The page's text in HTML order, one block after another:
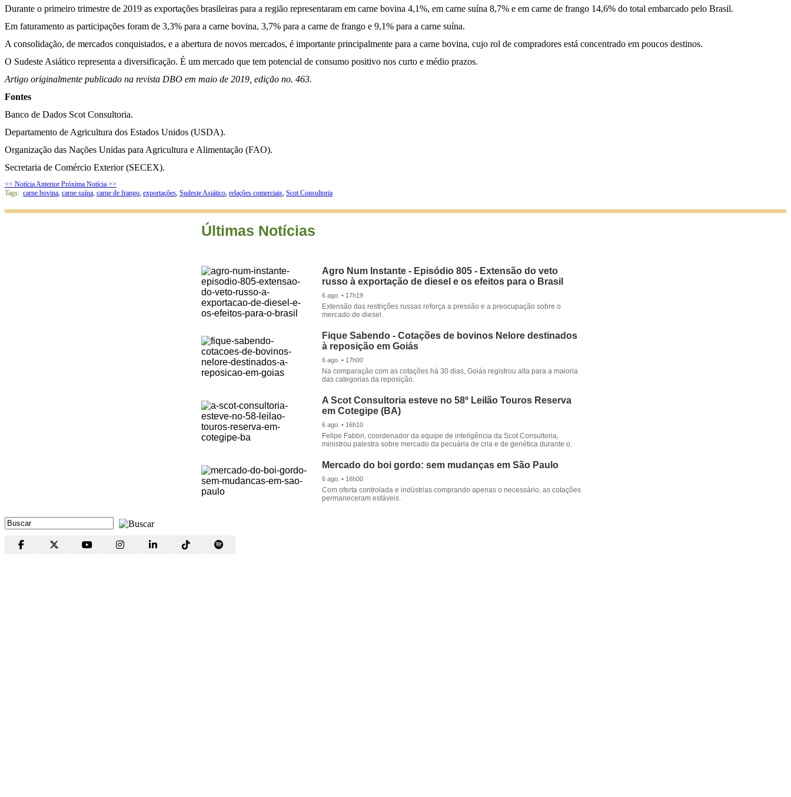
Durante o primeiro trimestre de 2019 as exportações brasileiras para a região representaram em carne bovina 4,1%, em carne suína 8,7% e em carne de frango 14,6% do total embarcado pelo Brasil.
Em faturamento as participações foram de 3,3% para a carne bovina, 3,7% para a carne de frango e 9,1% para a carne suína.
A consolidação, de mercados conquistados, e a abertura de novos mercados, é importante principalmente para a carne bovina, cujo rol de compradores está concentrado em poucos destinos.
O Sudeste Asiático representa a diversificação. É um mercado que tem potencial de consumo positivo nos curto e médio prazos.
Artigo originalmente publicado na revista DBO em maio de 2019, edição no. 463.
Fontes
Banco de Dados Scot Consultoria.
Departamento de Agricultura dos Estados Unidos (USDA).
Organização das Nações Unidas para Agricultura e Alimentação (FAO).
Secretaria de Comércio Exterior (SECEX).
<< Notícia Anterior Próxima Notícia >>
Tags: carne bovina, carne suína, carne de frango, exportações, Sudeste Asiático, relações comerciais, Scot Consultoria
Últimas Notícias
Agro Num Instante - Episódio 805 - Extensão do veto
russo à exportação de diesel e os efeitos para o Brasil
6 ago. • 17h19
Extensão das restrições russas reforça a pressão e a preocupação sobre o
mercado de diesel.
Fique Sabendo - Cotações de bovinos Nelore destinados
à reposição em Goiás
6 ago. • 17h00
Na comparação com as cotações há 30 dias, Goiás registrou alta para a maioria
das categorias da reposição.
A Scot Consultoria esteve no 58º Leilão Touros Reserva
em Cotegipe (BA)
6 ago. • 16h10
Felipe Fabbri, coordenador da equipe de inteligência da Scot Consultoria,
ministrou palestra sobre mercado da pecuária de cria e de genética durante o.
Mercado do boi gordo: sem mudanças em São Paulo
6 ago. • 16h00
Com oferta controlada e indústrias comprando apenas o necessário, as cotações
permaneceram estáveis.